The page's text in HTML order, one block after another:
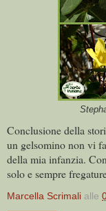
Conclusione della
un gelsomino non vi
della mia infanzia.
solo e sempre
Marcella Scrimali alle